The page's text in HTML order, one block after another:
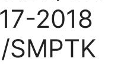
2018
SMPTK